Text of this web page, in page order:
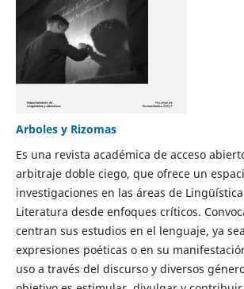
Arboles y Rizomas
Es una revista académica de acceso
arbitraje doble ciego, que ofrece un
investigaciones en las áreas de
Literatura desde enfoques críticos.
centran sus estudios en el lenguaje, ya
expresiones poéticas o en su
uso a través del discurso y diversos